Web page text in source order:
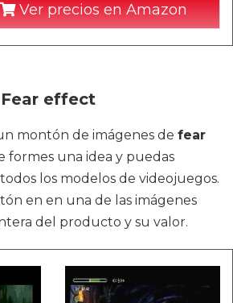
Ver precios en Amazon
effect
montón de imágenes de fear
formes una idea y puedas
los modelos de videojuegos.
en en una de las imágenes
del producto y su valor.